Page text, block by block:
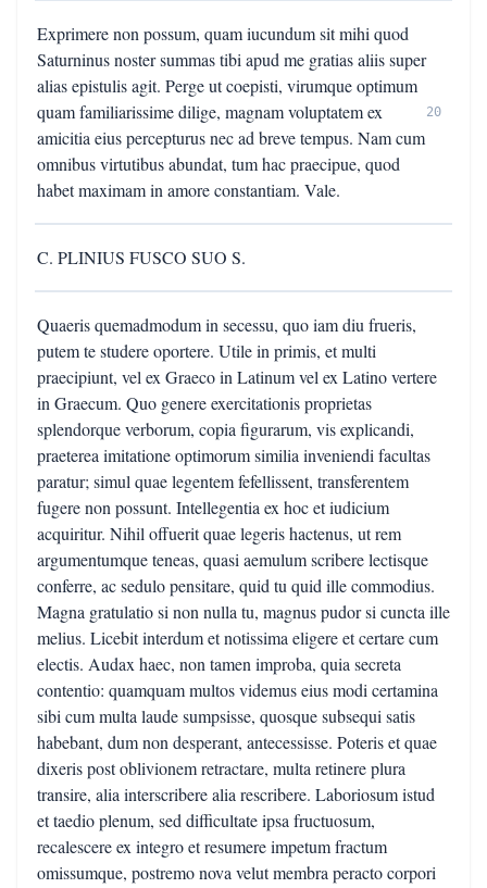
Exprimere non possum, quam iucundum sit mihi quod
Saturninus noster summas tibi apud me gratias aliis super
alias epistulis agit. Perge ut coepisti, virumque optimum
quam familiarissime dilige, magnam voluptatem ex
amicitia eius percepturus nec ad breve tempus. Nam cum
omnibus virtutibus abundat, tum hac praecipue, quod
habet maximam in amore constantiam. Vale.
20
C. PLINIUS FUSCO SUO S.
Quaeris quemadmodum in secessu, quo iam diu frueris,
putem te studere oportere. Utile in primis, et multi
praecipiunt, vel ex Graeco in Latinum vel ex Latino vertere
in Graecum. Quo genere exercitationis proprietas
splendorque verborum, copia figurarum, vis explicandi,
praeterea imitatione optimorum similia inveniendi facultas
paratur; simul quae legentem fefellissent, transferentem
fugere non possunt. Intellegentia ex hoc et iudicium
acquiritur. Nihil offuerit quae legeris hactenus, ut rem
argumentumque teneas, quasi aemulum scribere lectisque
conferre, ac sedulo pensitare, quid tu quid ille commodius.
Magna gratulatio si non nulla tu, magnus pudor si cuncta ille
melius. Licebit interdum et notissima eligere et certare cum
electis. Audax haec, non tamen improba, quia secreta
contentio: quamquam multos videmus eius modi certamina
sibi cum multa laude sumpsisse, quosque subsequi satis
habebant, dum non desperant, antecessisse. Poteris et quae
dixeris post oblivionem retractare, multa retinere plura
transire, alia interscribere alia rescribere. Laboriosum istud
et taedio plenum, sed difficultate ipsa fructuosum,
recalescere ex integro et resumere impetum fractum
omissumque, postremo nova velut membra peracto corpori